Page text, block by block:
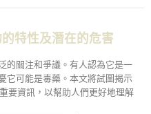
特性及潛在的危害
的關注和爭議。有人認為它是一
它可能是毒藥。本文將試圖揭示
要資訊，以幫助人們更好地理解